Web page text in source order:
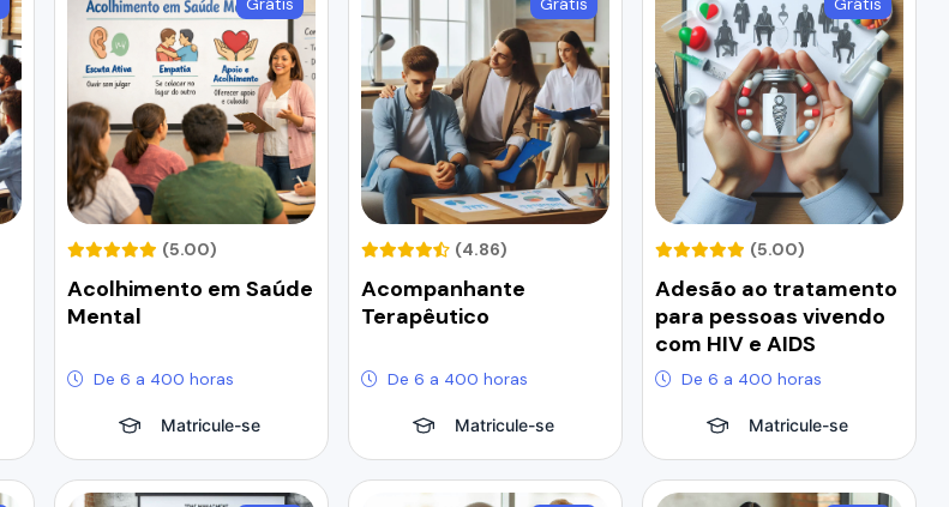
(5.00)
Acolhimento em Saúde
Mental
De 6 a 400 horas
Matricule-se
(4.86)
Acompanhante
Terapêutico
De 6 a 400 horas
Matricule-se
(5.00)
Adesão ao tratamento
para pessoas vivendo
com HIV e AIDS
De 6 a 400 horas
Matricule-se